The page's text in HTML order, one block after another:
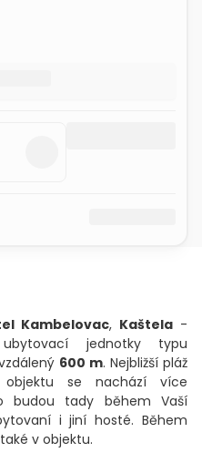
Kambelovac, Kaštela -
jednotky typu
600 m. Nejbližší pláž
se nachází více
budou tady během Vaší
i jiní hosté. Během
v objektu.